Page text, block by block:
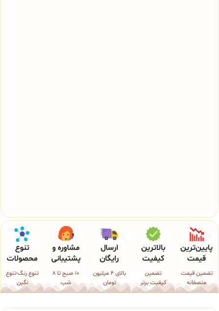
پایین‌ترین
قیمت
تضمین قیمت
منصفانه
بالاترین
کیفیت
تضمین
کیفیت برتر
ارسال
رایگان
بالای 4 میلیون
تومان
مشاوره و
پشتیبانی
10 صبح تا 8
شب
تنوع
محصولات
تنوع رنگ-تنوع
نگین